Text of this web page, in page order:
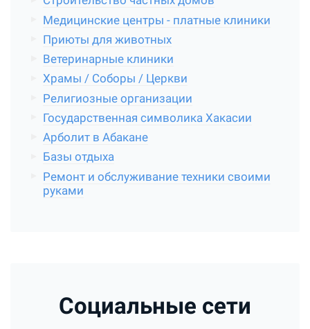
Медицинские центры - платные клиники
Приюты для животных
Ветеринарные клиники
Храмы / Соборы / Церкви
Религиозные организации
Государственная символика Хакасии
Арболит в Абакане
Базы отдыха
Ремонт и обслуживание техники своими
руками
Социальные сети